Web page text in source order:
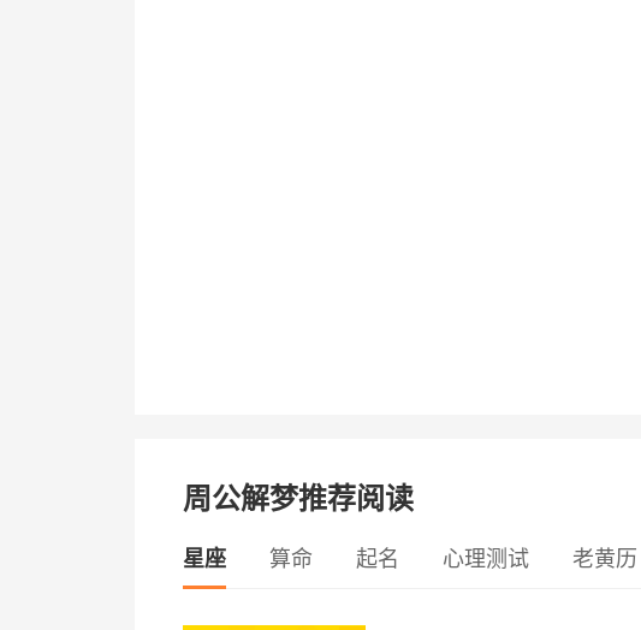
周公解梦推荐阅读
星座 算命 起名 心理测试 老黄历